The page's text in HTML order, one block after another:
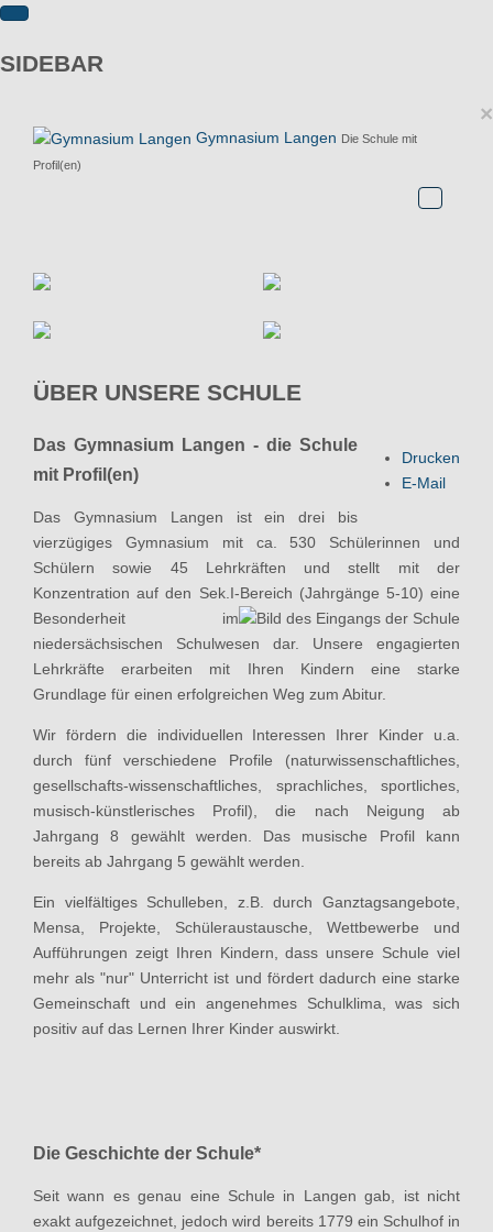
SIDEBAR
×
Gymnasium Langen Die Schule mit
Profil(en)
ÜBER UNSERE SCHULE
Drucken
E-Mail
Das Gymnasium Langen - die Schule
mit Profil(en)
Das Gymnasium Langen ist ein drei bis
vierzügiges Gymnasium mit ca. 530 Schülerinnen und
Schülern sowie 45 Lehrkräften und stellt mit der
Konzentration auf den Sek.I-Bereich (Jahrgänge 5-10) eine
Besonderheit im
niedersächsischen Schulwesen dar. Unsere engagierten
Lehrkräfte erarbeiten mit Ihren Kindern eine starke
Grundlage für einen erfolgreichen Weg zum Abitur.
Wir fördern die individuellen Interessen Ihrer Kinder u.a.
durch fünf verschiedene Profile (naturwissenschaftliches,
gesellschafts-wissenschaftliches, sprachliches, sportliches,
musisch-künstlerisches Profil), die nach Neigung ab
Jahrgang 8 gewählt werden. Das musische Profil kann
bereits ab Jahrgang 5 gewählt werden.
Ein vielfältiges Schulleben, z.B. durch Ganztagsangebote,
Mensa, Projekte, Schüleraustausche, Wettbewerbe und
Aufführungen zeigt Ihren Kindern, dass unsere Schule viel
mehr als "nur" Unterricht ist und fördert dadurch eine starke
Gemeinschaft und ein angenehmes Schulklima, was sich
positiv auf das Lernen Ihrer Kinder auswirkt.
Die Geschichte der Schule*
Seit wann es genau eine Schule in Langen gab, ist nicht
exakt aufgezeichnet, jedoch wird bereits 1779 ein Schulhof in